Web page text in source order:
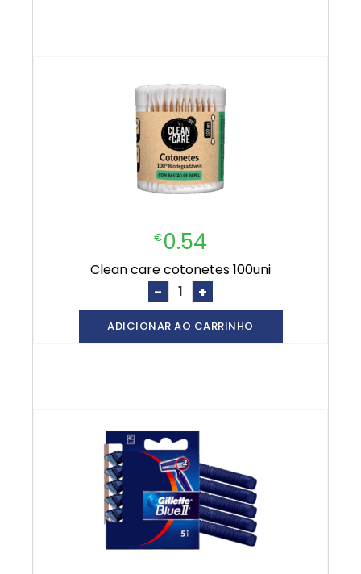
€0.54
clean care cotonetes 100uni
- +
ADICIONAR AO CARRINHO